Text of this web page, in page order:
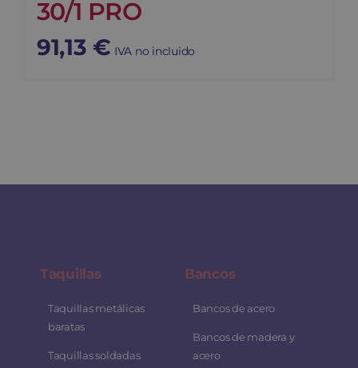
30/1 PRO
91,13 € IVA no incluido
Taquillas
Taquillas metálicas
baratas
Taquillas soldadas
Bancos
Bancos de acero
Bancos de madera y
acero